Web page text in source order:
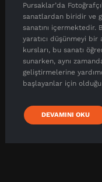
Pursaklar’da
sanatlardan biridir ve
sanatını içermektedir.
yaratıcı düşünmeyi bir
kursları, bu sanatı
sunarken, aynı
geliştirmelerine
başlayanlar için
DEVAMINI OKU